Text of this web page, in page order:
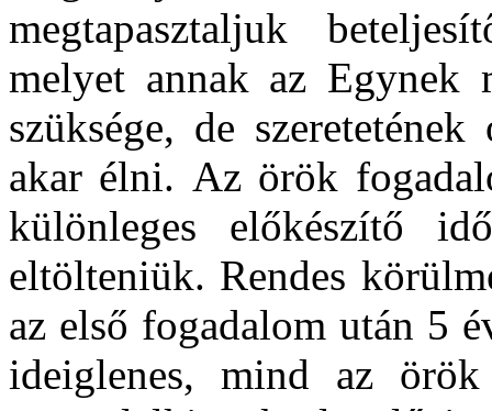
megtapasztaljuk
melyet annak az
szüksége, de
akar élni. Az örök
különleges előkészítő
eltölteniük. Rendes
az első fogadalom után 5
ideiglenes, mind az